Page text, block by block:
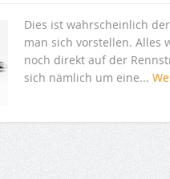
Dies ist wahrscheinlich
man sich vorstellen. Alles
noch direkt auf der
sich nämlich um eine...